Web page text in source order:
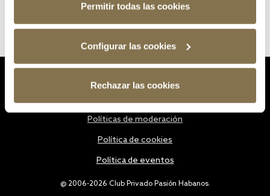
Permitir todas las cookies
Configurar las cookies
Rechazar las cookies
@ 2006-2026 Club Privado Pasión Habanos.
Políticas de moderación
Política de cookies
Política de eventos